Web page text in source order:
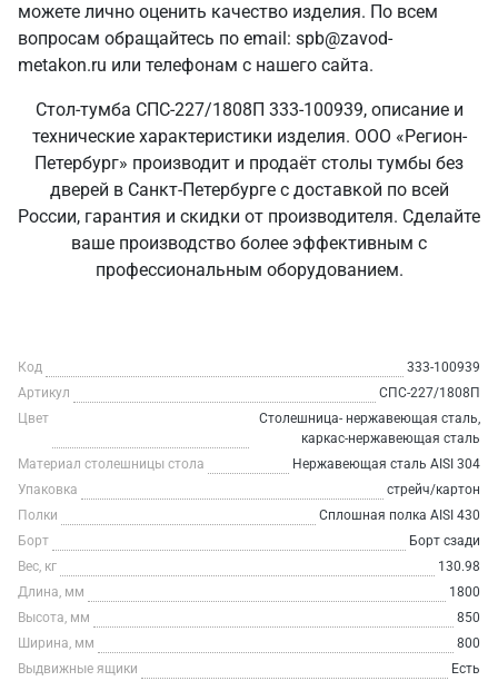
можете лично оценить качество изделия. По всем
вопросам обращайтесь по email: spb@zavod-
metakon.ru или телефонам с нашего сайта.
Стол-тумба СПС-227/1808П 333-100939, описание и
технические характеристики изделия. ООО «Регион-
Петербург» производит и продаёт столы тумбы без
дверей в Санкт‑Петербурге с доставкой по всей
России, гарантия и скидки от производителя. Сделайте
ваше производство более эффективным с
профессиональным оборудованием.
Код
333-100939
Артикул
СПС-227/1808П
Цвет
Столешница- нержавеющая сталь,
каркас-нержавеющая сталь
Материал столешницы стола
Нержавеющая сталь AISI 304
Упаковка
стрейч/картон
Полки
Сплошная полка AISI 430
Борт
Борт сзади
Вес, кг
130.98
Длина, мм
1800
Высота, мм
850
Ширина, мм
800
Выдвижные ящики
Есть